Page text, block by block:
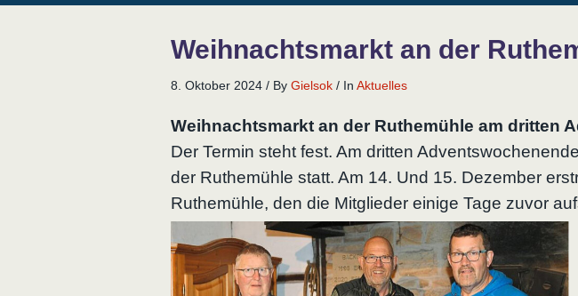
Weihnachtsmarkt an der
8. Oktober 2024 / By Gielsok / In Aktuelles
Weihnachtsmarkt an der Ruthemühle am dritten
Der Termin steht fest. Am dritten
der Ruthemühle statt. Am 14. Und 15. Dezember
Ruthemühle, den die Mitglieder einige Tage zuvor